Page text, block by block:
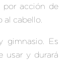
por acción de
al cabello.
gimnasio. Es
usar y durará